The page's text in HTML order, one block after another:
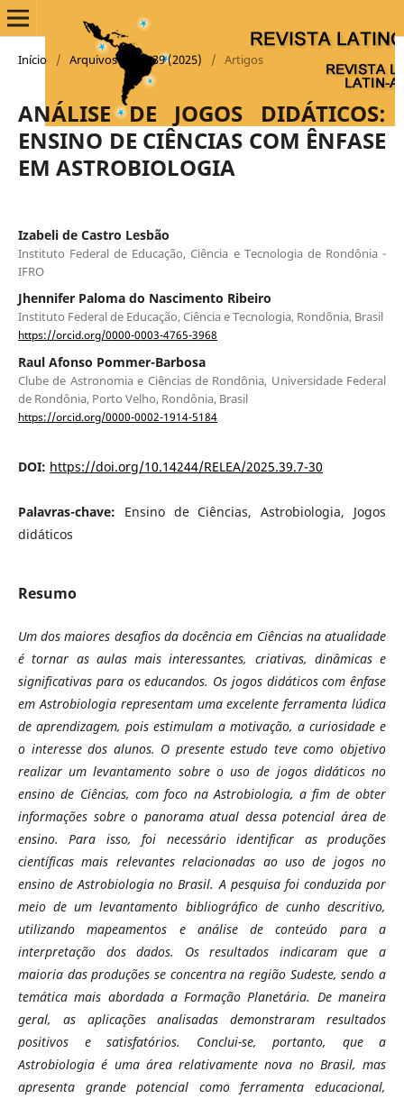
Início / Arquivos n. 39 (2025) / Artigos
ANÁLISE DE JOGOS DIDÁTICOS:
ENSINO DE CIÊNCIAS COM ÊNFASE
EM ASTROBIOLOGIA
Izabeli de Castro Lesbão
Instituto Federal de Educação, Ciência e Tecnologia de Rondônia -
IFRO
Jhennifer Paloma do Nascimento Ribeiro
Instituto Federal de Educação, Ciência e Tecnologia, Rondônia, Brasil
https://orcid.org/0000-0003-4765-3968
Raul Afonso Pommer-Barbosa
Clube de Astronomia e Ciências de Rondônia, Universidade Federal
de Rondônia, Porto Velho, Rondônia, Brasil
https://orcid.org/0000-0002-1914-5184
DOI: https://doi.org/10.14244/RELEA/2025.39.7-30
Palavras-chave: Ensino de Ciências, Astrobiologia, Jogos
didáticos
Resumo
Um dos maiores desafios da docência em Ciências na atualidade
é tornar as aulas mais interessantes, criativas, dinâmicas e
significativas para os educandos. Os jogos didáticos com ênfase
em Astrobiologia representam uma excelente ferramenta lúdica
de aprendizagem, pois estimulam a motivação, a curiosidade e
o interesse dos alunos. O presente estudo teve como objetivo
realizar um levantamento sobre o uso de jogos didáticos no
ensino de Ciências, com foco na Astrobiologia, a fim de obter
informações sobre o panorama atual dessa potencial área de
ensino. Para isso, foi necessário identificar as produções
científicas mais relevantes relacionadas ao uso de jogos no
ensino de Astrobiologia no Brasil. A pesquisa foi conduzida por
meio de um levantamento bibliográfico de cunho descritivo,
utilizando mapeamentos e análise de conteúdo para a
interpretação dos dados. Os resultados indicaram que a
maioria das produções se concentra na região Sudeste, sendo a
temática mais abordada a Formação Planetária. De maneira
geral, as aplicações analisadas demonstraram resultados
positivos e satisfatórios. Conclui-se, portanto, que a
Astrobiologia é uma área relativamente nova no Brasil, mas
apresenta grande potencial como ferramenta educacional,